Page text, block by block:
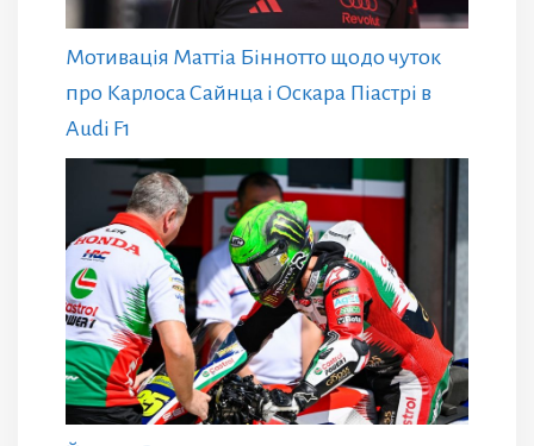
Мотивація Маттіа Біннотто щодо чуток
про Карлоса Сайнца і Оскара Піастрі в
Audi F1